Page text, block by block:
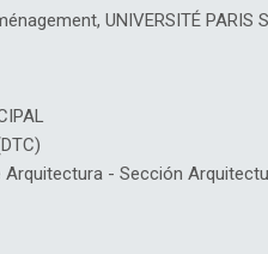
UNIVERSITÉ PARIS
- Sección